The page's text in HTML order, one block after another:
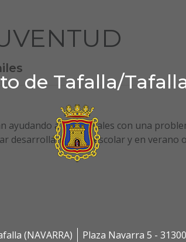
de Tafalla/
(NAVARRA)
Plaza Navarra 5 -
a los chavales con una
desarrollan apoyo escolar y en verano